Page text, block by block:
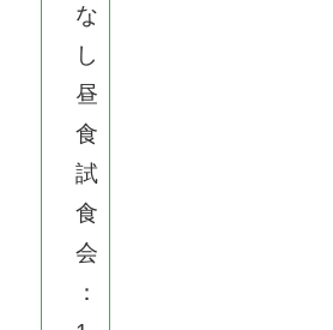
な
し
昼
食
試
食
会
：